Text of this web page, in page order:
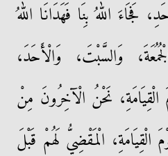
فَجَاءَ اللهُ بِنَا فَهَدَانَا اللهُ
وَالسَّبْتَ، وَالْأَحَدَ،
نَحْنُ الْآخِرُونَ مِنْ
الْقِيَامَةِ، الْمَقْضِيُّ لَهُمْ قَبْلَ